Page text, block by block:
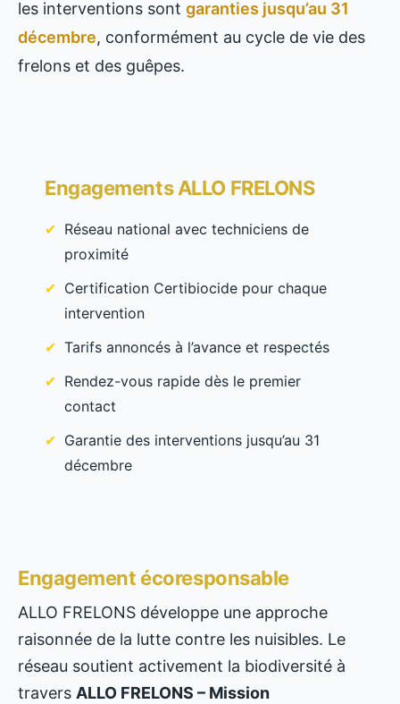
les interventions sont garanties jusqu’au 31
décembre, conformément au cycle de vie des
frelons et des guêpes.
Engagements ALLO FRELONS
Réseau national avec techniciens de
proximité
Certification Certibiocide pour chaque
intervention
Tarifs annoncés à l’avance et respectés
Rendez-vous rapide dès le premier
contact
Garantie des interventions jusqu’au 31
décembre
Engagement écoresponsable
ALLO FRELONS développe une approche
raisonnée de la lutte contre les nuisibles. Le
réseau soutient activement la biodiversité à
travers ALLO FRELONS – Mission